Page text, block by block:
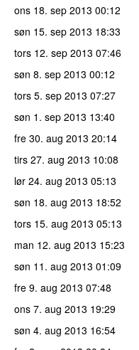
ons 18. sep 2013 00:12
søn 15. sep 2013 18:33
tors 12. sep 2013 07:46
søn 8. sep 2013 00:12
tors 5. sep 2013 07:27
søn 1. sep 2013 13:40
fre 30. aug 2013 20:14
tirs 27. aug 2013 10:08
lør 24. aug 2013 05:13
søn 18. aug 2013 18:52
tors 15. aug 2013 05:13
man 12. aug 2013 15:23
søn 11. aug 2013 01:09
fre 9. aug 2013 07:48
ons 7. aug 2013 19:29
søn 4. aug 2013 16:54